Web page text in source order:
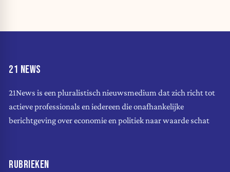
21 NEWS
21News is een pluralistisch nieuwsmedium dat zich richt tot
actieve professionals en iedereen die onafhankelijke
berichtgeving over economie en politiek naar waarde schat
RUBRIEKEN